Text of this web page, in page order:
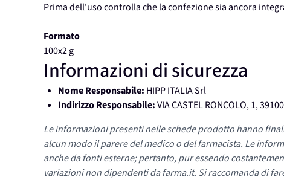
Prima dell'uso controlla che la confezione sia ancora
Formato
100x2 g
Informazioni di sicurezza
Nome Responsabile: HIPP ITALIA Srl
Indirizzo Responsabile:VIA CASTEL RONCOLO, 1,
Le informazioni presenti nelle schede prodotto hanno
alcun modo il parere del medico o del farmacista. Le
anche da fonti esterne; pertanto, pur essendo
variazioni non dipendenti da farma.it. Si raccomanda di